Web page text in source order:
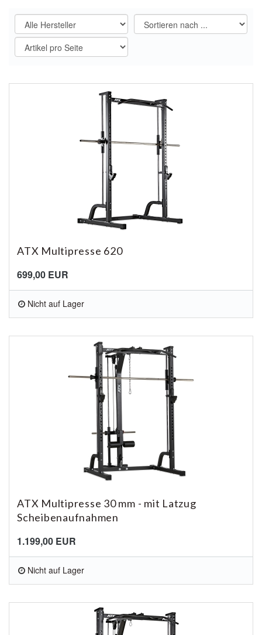
ATX Multipresse 620
699,00 EUR
Nicht auf Lager
ATX Multipresse 30 mm - mit Latzug
Scheibenaufnahmen
1.199,00 EUR
Nicht auf Lager